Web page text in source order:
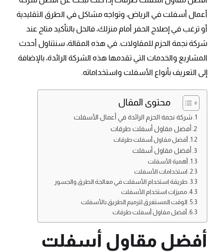
أعمال أسفلت في الرياض، وتواجه مشاكل في الطرق التقليدية
أو ترغب في إصلاح الحفر أمام منزلك، فالحل بالتأكيد متاح عند
شركة نجمة الحزم للمقاولات. في هذه المقالة، سنتناول أحدث
المشاريع والخدمات التي تقدمها هذه الشركة الرائدة، بالإضافة
إلى التعريف بأنواع الأسفلت واستخداماته.
محتوى المقال
شركة نجمة الحزم الرائدة في أعمال الأسفلت
أفضل مقاول أسفلت طرقات
أفضل مقاول أسفلت طرقات
أفضل مقاول أسفلت
أهمية الأسفلت
استخدامات الأسفلت
طريقة استخدام الأسفلت في معالجة الطرق والجسور
مميزات استخدام الأسفلت
الوقت المستغرق لترميم الطريق بالأسفلت
أفضل مقاول أسفلت طرقات
أفضل مقاول أسفلت